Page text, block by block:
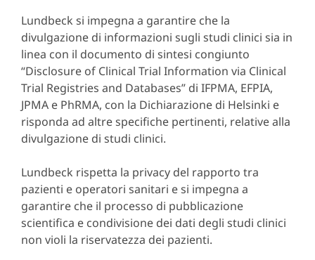
Lundbeck si impegna a garantire che la
divulgazione di informazioni sugli studi clinici sia in
linea con il documento di sintesi congiunto
“Disclosure of Clinical Trial Information via Clinical
Trial Registries and Databases” di IFPMA, EFPIA,
JPMA e PhRMA, con la Dichiarazione di Helsinki e
risponda ad altre specifiche pertinenti, relative alla
divulgazione di studi clinici.
Lundbeck rispetta la privacy del rapporto tra
pazienti e operatori sanitari e si impegna a
garantire che il processo di pubblicazione
scientifica e condivisione dei dati degli studi clinici
non violi la riservatezza dei pazienti.